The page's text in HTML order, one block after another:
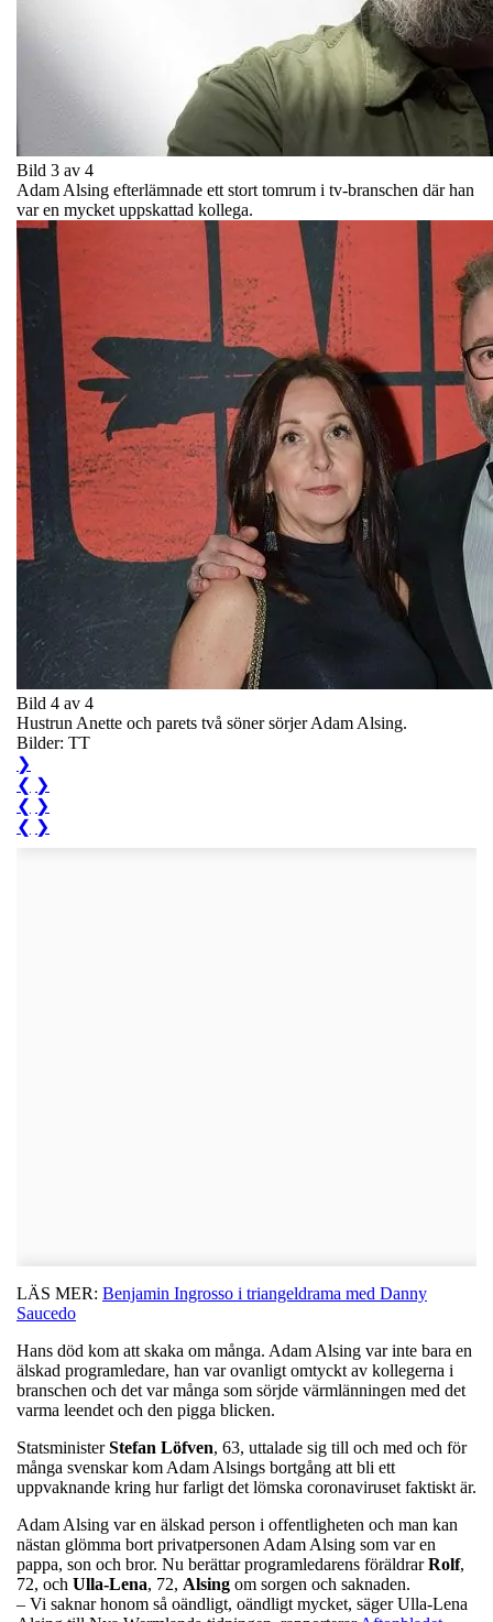
Bild 3 av 4
Adam Alsing efterlämnade ett stort tomrum i tv-branschen där han
var en mycket uppskattad kollega.
Bild 4 av 4
Hustrun Anette och parets två söner sörjer Adam Alsing.
Bilder: TT
❯
❮ ❯
❮ ❯
❮ ❯
LÄS MER: Benjamin Ingrosso i triangeldrama med Danny
Saucedo
Hans död kom att skaka om många. Adam Alsing var inte bara en
älskad programledare, han var ovanligt omtyckt av kollegerna i
branschen och det var många som sörjde värmlänningen med det
varma leendet och den pigga blicken.
StatsministerStefan Löfven, 63, uttalade sig till och med och för
många svenskar kom Adam Alsings bortgång att bli ett
uppvaknande kring hur farligt det lömska coronaviruset faktiskt är.
Adam Alsing var en älskad person i offentligheten och man kan
nästan glömma bort privatpersonen Adam Alsing som var en
pappa, son och bror. Nu berättar programledarens föräldrarRolf,
72, och Ulla-Lena, 72, Alsing om sorgen och saknaden.
– Vi saknar honom så oändligt, oändligt mycket, säger Ulla-Lena